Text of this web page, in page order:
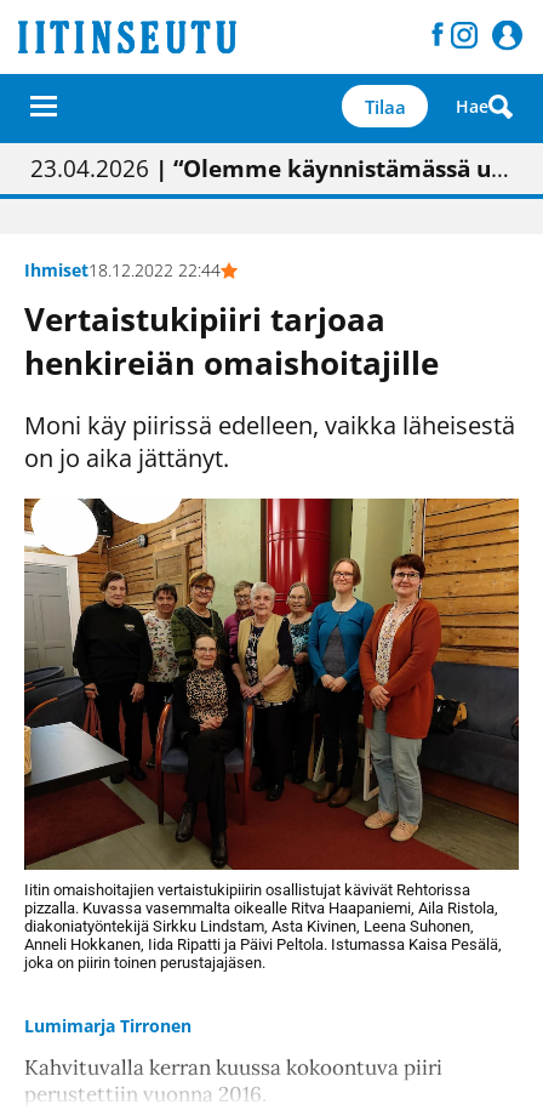
Tilaa Hae
01.02.2026 | Painon vaihtumisen pitäisi näkyä hieman parempana painojäljen laatuna lehdessä
05.02.2026 | Uudistettu kunnantalo on valoisa
23.04.2026 | “Olemme käynnistämässä uudelleen keskustavisiotyön”
09.05.2026| "Maalla on totuttu elämään omavaraisemmin kuin kaupungissa"
Ihmiset18.12.2022 22:44
Vertaistukipiiri tarjoaa
henkireiän omaishoitajille
Moni käy piirissä edelleen, vaikka läheisestä
on jo aika jättänyt.
Iitin omaishoitajien vertaistukipiirin osallistujat kävivät Rehtorissa
pizzalla. Kuvassa vasemmalta oikealle Ritva Haapaniemi, Aila Ristola,
diakoniatyöntekijä Sirkku Lindstam, Asta Kivinen, Leena Suhonen,
Anneli Hokkanen, Iida Ripatti ja Päivi Peltola. Istumassa Kaisa Pesälä,
joka on piirin toinen perustajajäsen.
Lumimarja Tirronen
Kahvituvalla kerran kuussa kokoontuva piiri
perustettiin vuonna 2016.